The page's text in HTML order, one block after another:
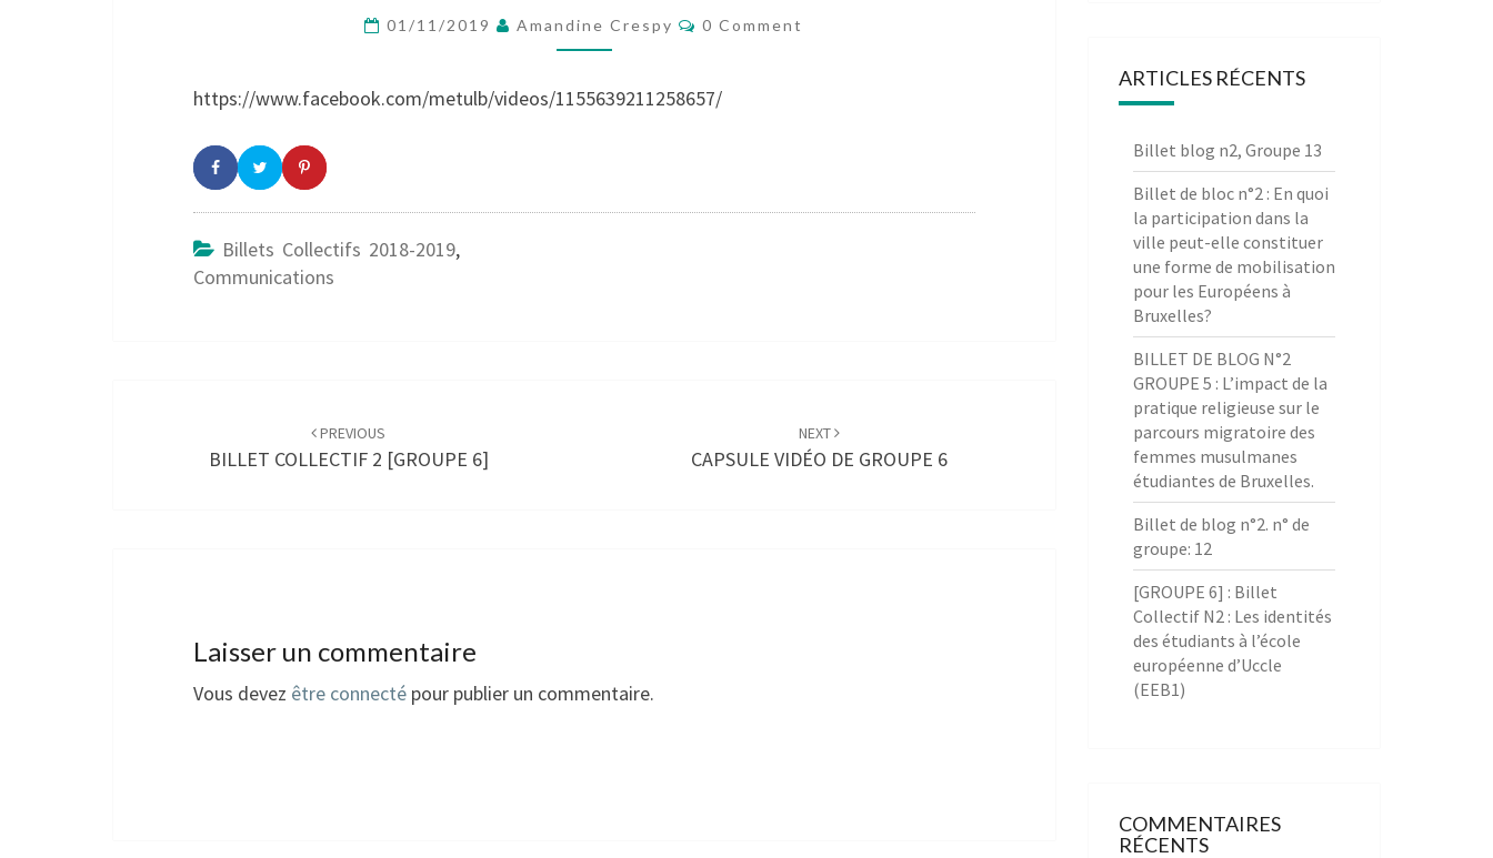
CAPSULE
VIDÉO
01/11/2019 Amandine Crespy Comments
0 Comment
https://www.facebook.com/metulb/videos/1155639211258657/
Billets Collectifs 2018-2019,
Communications
PREVIOUS
BILLET COLLECTIF 2 [GROUPE 6]
NEXT
CAPSULE VIDÉO DE GROUPE 6
Laisser un commentaire
Vous devez être connecté pour publier un commentaire.
ARTICLES RÉCENTS
Billet blog n2, Groupe 13
Billet de bloc n°2 : En quoi
la participation dans la
ville peut-elle constituer
une forme de mobilisation
pour les Européens à
Bruxelles?
BILLET DE BLOG N°2
GROUPE 5 : L’impact de la
pratique religieuse sur le
parcours migratoire des
femmes musulmanes
étudiantes de Bruxelles.
Billet de blog n°2. n° de
groupe: 12
[GROUPE 6] : Billet
Collectif N2 : Les identités
des étudiants à l’école
européenne d’Uccle
(EEB1)
COMMENTAIRES
RÉCENTS